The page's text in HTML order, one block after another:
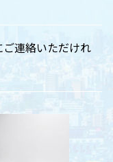
連絡いただけれ